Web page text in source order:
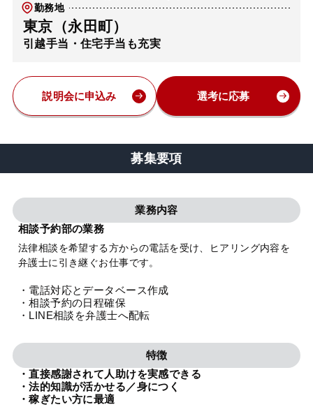
勤務地
東京（永田町）
引越手当・住宅手当も充実
説明会に申込み 選考に応募
募集要項
業務内容
相談予約部の業務
法律相談を希望する方からの電話を受け、ヒアリング内容を
弁護士に引き継ぐお仕事です。
・電話対応とデータベース作成
・相談予約の日程確保
・LINE相談を弁護士へ配転
特徴
・直接感謝されて人助けを実感できる
・法的知識が活かせる／身につく
・稼ぎたい方に最適
弁護士・税理士
費用
特設サイト
相談先情報サイト
プライバシーポリシー 利用規約 内部通報
TikTok受賞